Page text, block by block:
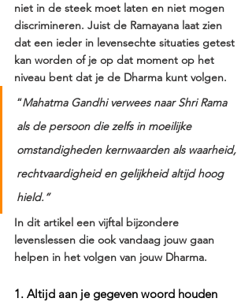
niet in de steek moet laten en niet mogen
discrimineren. Juist de Ramayana laat zien
dat een ieder in levensechte situaties getest
kan worden of je op dat moment op het
niveau bent dat je de Dharma kunt volgen.
“Mahatma Gandhi verwees naar Shri Rama
als de persoon die zelfs in moeilijke
omstandigheden kernwaarden als waarheid,
rechtvaardigheid en gelijkheid altijd hoog
hield.”
In dit artikel een vijftal bijzondere
levenslessen die ook vandaag jouw gaan
helpen in het volgen van jouw Dharma.
1. Altijd aan je gegeven woord houden